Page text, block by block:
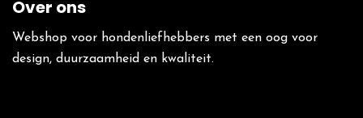
Over ons
Webshop voor hondenliefhebbers met een oog voor
design, duurzaamheid en kwaliteit.